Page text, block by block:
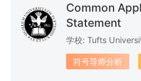
32篇文书 28篇文
Common
Statement
学校: Tufts
符号导师分析